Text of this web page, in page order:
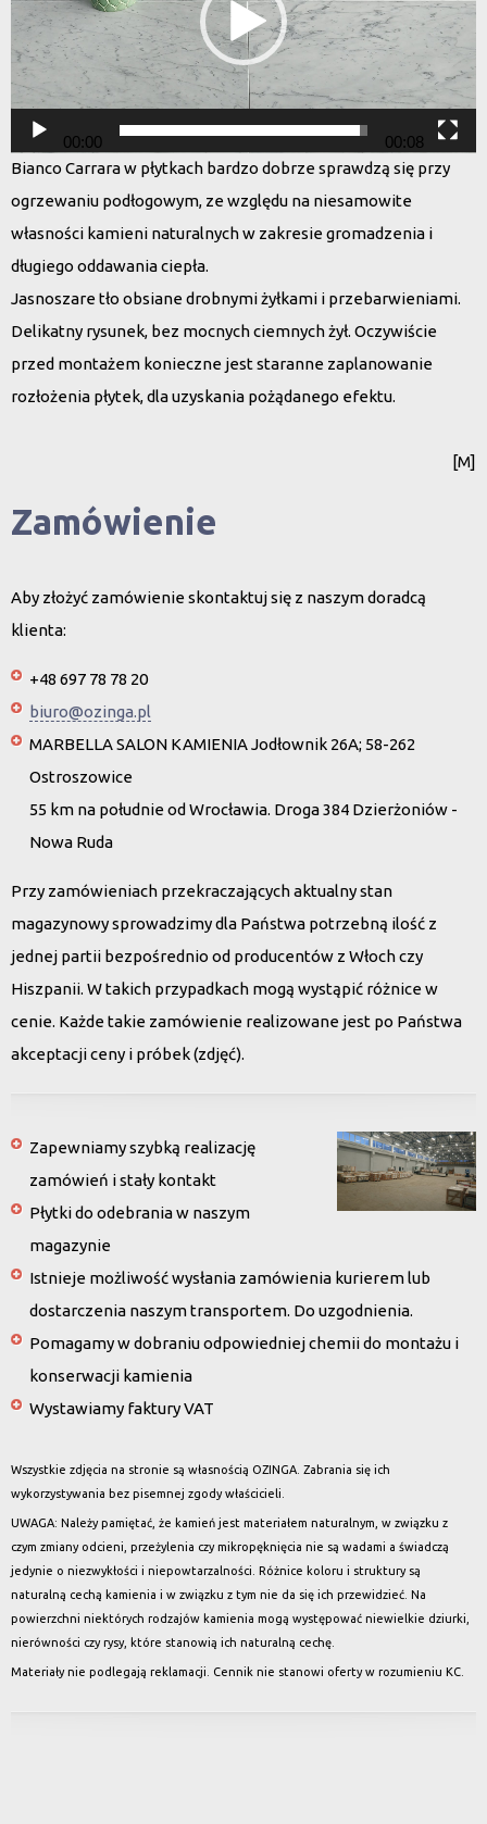
00:00
00:08
Bianco Carrara w płytkach bardzo dobrze sprawdzą się przy
ogrzewaniu podłogowym, ze względu na niesamowite
własności kamieni naturalnych w zakresie gromadzenia i
długiego oddawania ciepła.
Jasnoszare tło obsiane drobnymi żyłkami i przebarwieniami.
Delikatny rysunek, bez mocnych ciemnych żył. Oczywiście
przed montażem konieczne jest staranne zaplanowanie
rozłożenia płytek, dla uzyskania pożądanego efektu.
[M]
Zamówienie
Aby złożyć zamówienie skontaktuj się z naszym doradcą
klienta:
+48 697 78 78 20
biuro@ozinga.pl
MARBELLA SALON KAMIENIA Jodłownik 26A; 58-262
Ostroszowice
55 km na południe od Wrocławia. Droga 384 Dzierżoniów -
Nowa Ruda
Przy zamówieniach przekraczających aktualny stan
magazynowy sprowadzimy dla Państwa potrzebną ilość z
jednej partii bezpośrednio od producentów z Włoch czy
Hiszpanii. W takich przypadkach mogą wystąpić różnice w
cenie. Każde takie zamówienie realizowane jest po Państwa
akceptacji ceny i próbek (zdjęć).
Zapewniamy szybką realizację
zamówień i stały kontakt
Płytki do odebrania w naszym
magazynie
Istnieje możliwość wysłania zamówienia kurierem lub
dostarczenia naszym transportem. Do uzgodnienia.
Pomagamy w dobraniu odpowiedniej chemii do montażu i
konserwacji kamienia
Wystawiamy faktury VAT
Wszystkie zdjęcia na stronie są własnością OZINGA. Zabrania się ich
wykorzystywania bez pisemnej zgody właścicieli.
UWAGA: Należy pamiętać, że kamień jest materiałem naturalnym, w związku z
czym zmiany odcieni, przeżylenia czy mikropęknięcia nie są wadami a świadczą
jedynie o niezwykłości i niepowtarzalności. Różnice koloru i struktury są
naturalną cechą kamienia i w związku z tym nie da się ich przewidzieć. Na
powierzchni niektórych rodzajów kamienia mogą występować niewielkie dziurki,
nierówności czy rysy, które stanowią ich naturalną cechę.
Materiały nie podlegają reklamacji. Cennik nie stanowi oferty w rozumieniu KC.